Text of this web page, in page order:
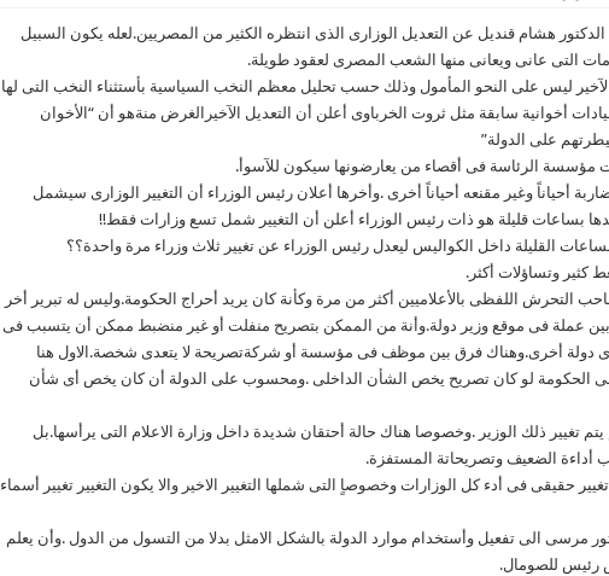
هشام قنديل عن التعديل الوزارى الذى انتظره الكثير من المصريين.لعله يكون السبيل
التى عانى ويعانى منها الشعب المصرى لعقود طويلة.
ليس على النحو المأمول وذلك حسب تحليل معظم النخب السياسية بأستثناء النخب التى لها
أخوانية سابقة مثل ثروت الخرباوى أعلن أن التعديل الآخيرالغرض منةهو أن “الأخوان
على الدولة”
مؤسسة الرئاسة فى أقصاء من يعارضونها سيكون للآسوأ.
أحياناً وغير مقنعه أحياناً أخرى .وأخرها أعلان رئيس الوزراء أن التغيير الوزارى سيشمل
بساعات قليلة هو ذات رئيس الوزراء أعلن أن التغيير شمل تسع وزارات فقط!!
القليلة داخل الكواليس ليعدل رئيس الوزراء عن تغيير ثلاث وزراء مرة واحدة؟؟
كثير وتساؤلات أكثر.
التحرش اللفظى بالأعلاميين أكثر من مرة وكأنة كان يريد أحراج الحكومة.وليس له تبرير أخر
بين عملة فى موقع وزير دولة.وأنة من الممكن بتصريح منفلت أو غير منضبط ممكن أن يتسبب فى
دولة أخرى.وهناك فرق بين موظف فى مؤسسة أو شركةتصريحة لا يتعدى شخصة.الاول هنا
الحكومة لو كان تصريح يخص الشأن الداخلى .ومحسوب على الدولة أن كان يخص أى شأن
يتم تغيير ذلك الوزير .وخصوصا هناك حالة أحتقان شديدة داخل وزارة الاعلام التى يرأسها.بل
أداءة الضعيف وتصريحاتة المستفزة.
حقيقى فى أدء كل الوزارات وخصوصاٍ التى شملها التغيير الاخير والا يكون التغيير تغيير أسماء
مرسى الى تفعيل وأستخدام موارد الدولة بالشكل الامثل بدلا من التسول من الدول .وأن يعلم
رئيس للصومال.